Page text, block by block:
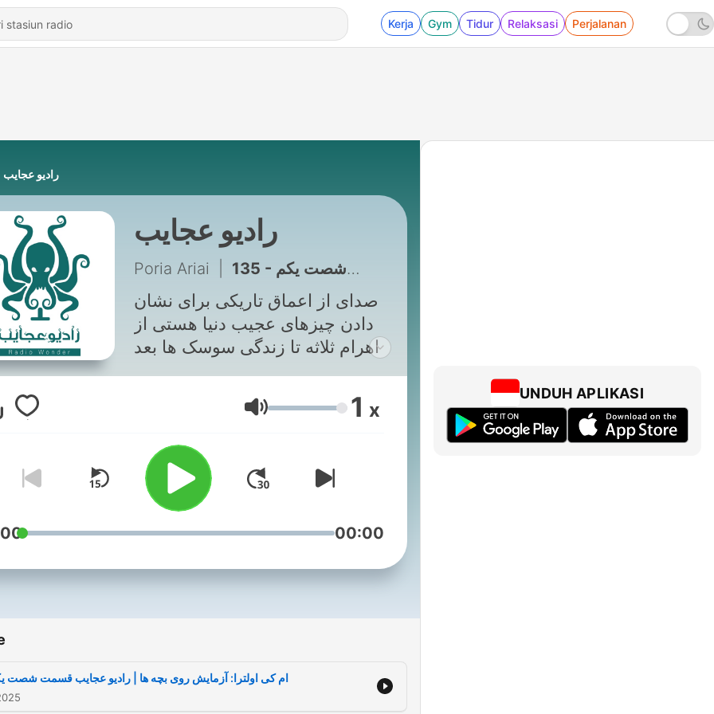
Kerja Gym Tidur Relaksasi Perjalanan
رادیو عجایب
رادیو عجایب
Poria Ariai 135 - ام کی اولترا: آزمایش روی بچه ها | رادیو عجایب قسمت شصت یکم
صدای از اعماق تاریکی برای نشان
دادن چیزهای عجیب دنیا هستی از
اهرام ثلاثه تا زندگی سوسک ها بعد
Volume 1 x
00:00
ام کی اولترا: آزمایش روی بچه ها | رادیو عجایب قسمت شصت
UNDUH APLIKASI